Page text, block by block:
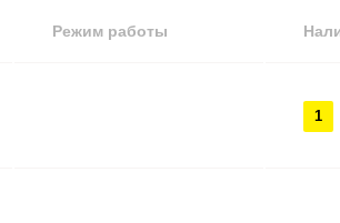
Режим работы
1